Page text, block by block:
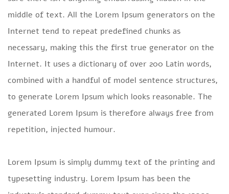
middle of text. All the Lorem Ipsum generators on the
Internet tend to repeat predefined chunks as
necessary, making this the first true generator on the
Internet. It uses a dictionary of over 200 Latin words,
combined with a handful of model sentence structures,
to generate Lorem Ipsum which looks reasonable. The
generated Lorem Ipsum is therefore always free from
repetition, injected humour.
Lorem Ipsum is simply dummy text of the printing and
typesetting industry. Lorem Ipsum has been the